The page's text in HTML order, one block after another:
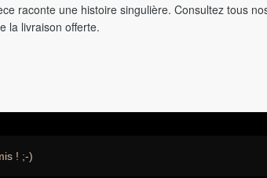
raconte une histoire singulière. Consultez tous
la livraison offerte.
! ;-)